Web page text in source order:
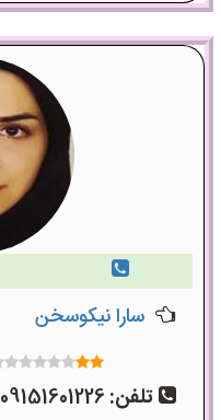
سارا نیکوسخن
تلفن: 09151601226